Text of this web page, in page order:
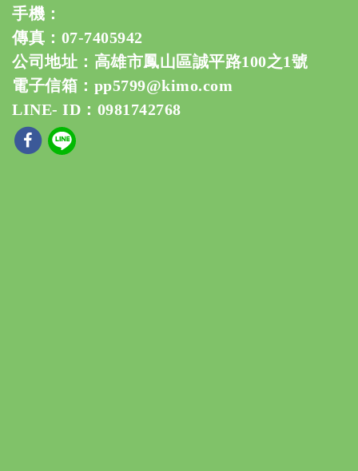
手機：
傳真：07-7405942
公司地址：高雄市鳳山區誠平路100之1號
電子信箱： pp5799@kimo.com
LINE- ID：0981742768